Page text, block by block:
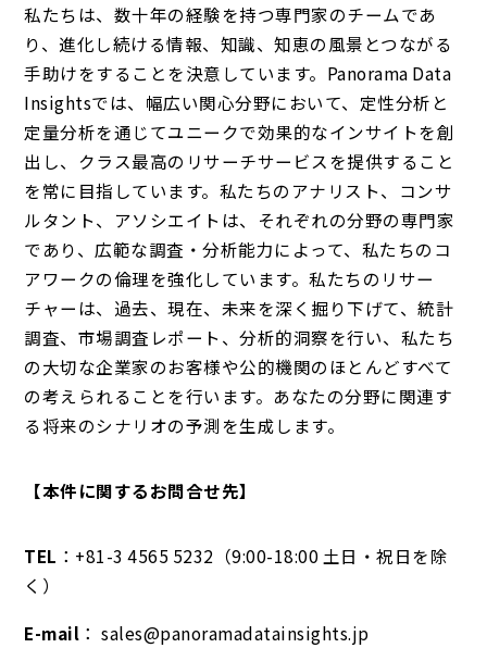
私たちは、数十年の経験を持つ専門家のチームであ
り、進化し続ける情報、知識、知恵の風景とつながる
手助けをすることを決意しています。Panorama Data
Insightsでは、幅広い関心分野において、定性分析と
定量分析を通じてユニークで効果的なインサイトを創
出し、クラス最高のリサーチサービスを提供すること
を常に目指しています。私たちのアナリスト、コンサ
ルタント、アソシエイトは、それぞれの分野の専門家
であり、広範な調査・分析能力によって、私たちのコ
アワークの倫理を強化しています。私たちのリサー
チャーは、過去、現在、未来を深く掘り下げて、統計
調査、市場調査レポート、分析的洞察を行い、私たち
の大切な企業家のお客様や公的機関のほとんどすべて
の考えられることを行います。あなたの分野に関連す
る将来のシナリオの予測を生成します。
【本件に関するお問合せ先】
TEL ：+81-3 4565 5232（9:00-18:00 土日・祝日を除
く）
E-mail ： sales@panoramadatainsights.jp